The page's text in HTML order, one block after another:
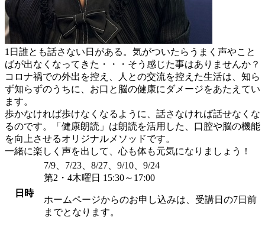
1日誰とも話さない日がある。気がついたらうまく声やこと
ばが出なくなってきた・・・そう感じた事はありませんか？
コロナ禍での外出を控え、人との交流を控えた生活は、知ら
ず知らずのうちに、お口と脳の健康にダメージをあたえてい
ます。
歩かなければ歩けなくなるように、話さなければ話せなくな
るのです。「健康朗読」は朗読を活用した、口腔や脳の機能
を向上させるオリジナルメソッドです。
一緒に楽しく声を出して、心も体も元気になりましょう！
日時
7/9、7/23、8/27、9/10、9/24
第2・4木曜日 15:30～17:00
ホームページからのお申し込みは、受講日の7日前
までとなります。